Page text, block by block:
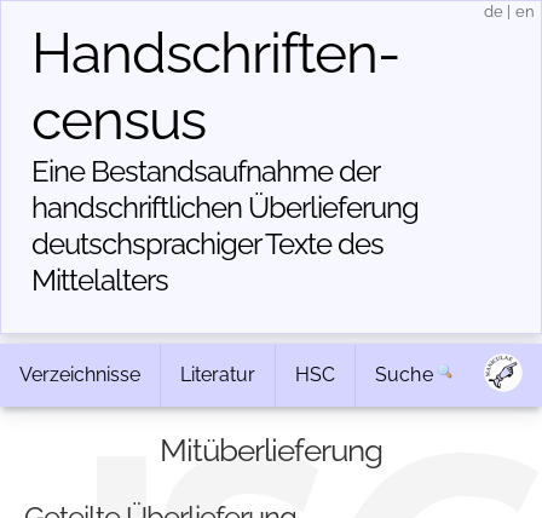
Handschriften­
census
Eine Bestandsaufnahme der
handschriftlichen Über­lieferung
deutschsprachiger Texte des
Mittelalters
de en
Verzeichnisse Literatur HSC Suche
Mitüberlieferung